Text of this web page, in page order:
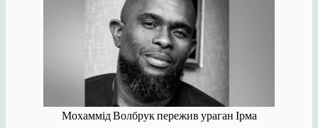
Мохаммід Волбрук пережив ураган Ірма